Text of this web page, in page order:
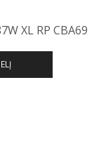
XL RP CBA69